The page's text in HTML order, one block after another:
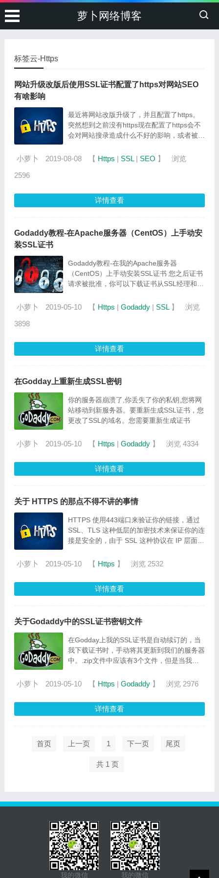
萝卜网络博客
标签云-Https
网站升级改版后使用SSL证书配置了https对网站SEO
有啥影响
最近将网站改版升级了，并且配置了https。
突然想到之前没有https现在配置了https会不
会对网站搜录造成什么不好的影响，或者被降
小萝卜 2019-08-08 【 Https | SSL| SEO 】
浏览
2596
详情查看
Godaddy教程-在Apache服务器（CentOS）上手动安
装SSL证书
Godaddy教程-在我的Apache服务器
（CentOS）上手动安装SSL证书 您之后证书
请求被批准，你可以下载证书从SSL经理和
行的是Ubuntu而不是CentOS，请参阅在我的
小萝卜 2019-05-10 【 Https | Godaddy| SSL】
浏览
3898
详情查看
在Godday上重新生成SSL密钥
你的服务器崩溃了,你丢失了你的私钥,您将网
站移动到新服务器。要重新生成SSL证书，您
更改了SSL的域名。您需要重新生成证书
小萝卜 2019-05-10 【 Https | Godaddy】 浏览 4334
详情查看
关于 HTTPS 的那点不得不讲的事情
HTTPS 使用443端口来验证你的链接，通过
SSL、TLS 这种低层的加密技术来保证你的连
接是安全的，由于 SSL 这种协议在 IP 层面
HTTP 数据的交换
小萝卜 2019-05-10 【 Https 】 浏览 2532
详情查看
关于Godaddy中的SSL证书密钥文件
在Godday上我的SSL证书是自动续订的，当
我下载证书时，手动将其更新到我们的服务器
中。.zip文件中应该有3个文件，但是当我打
我怎样才能获得密钥文件？
小萝卜 2019-05-10 【 Https | Godaddy】 浏览 2976
详情查看
首页 上一页 1 下一页 尾页
共 1 页
我的微信 我的微信